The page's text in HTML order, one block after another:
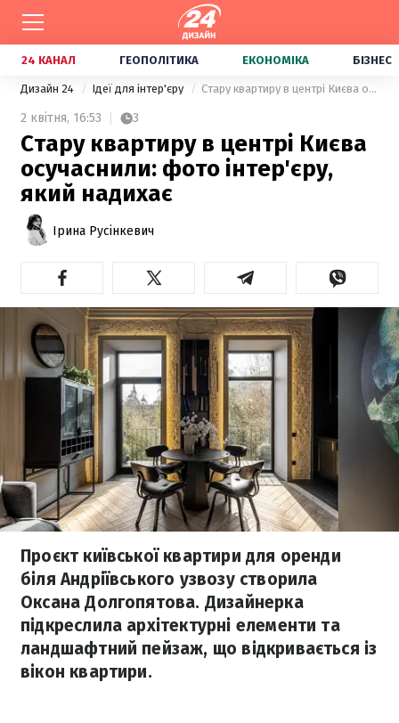
24 КАНАЛ ГЕОПОЛІТИКА ЕКОНОМІКА БІЗНЕС
Дизайн 24 Ідеї для інтер'єру Стару квартиру в центрі Києва осучаснили: фото інтер'єру, який надихає
2 квітня, 16:53 3
Стару квартиру в центрі Києва
осучаснили: фото інтер'єру,
який надихає
Ірина Русінкевич
Проєкт київської квартири для оренди
біля Андріївського узвозу створила
Оксана Долгопятова. Дизайнерка
підкреслила архітектурні елементи та
ландшафтний пейзаж, що відкривається із
вікон квартири.